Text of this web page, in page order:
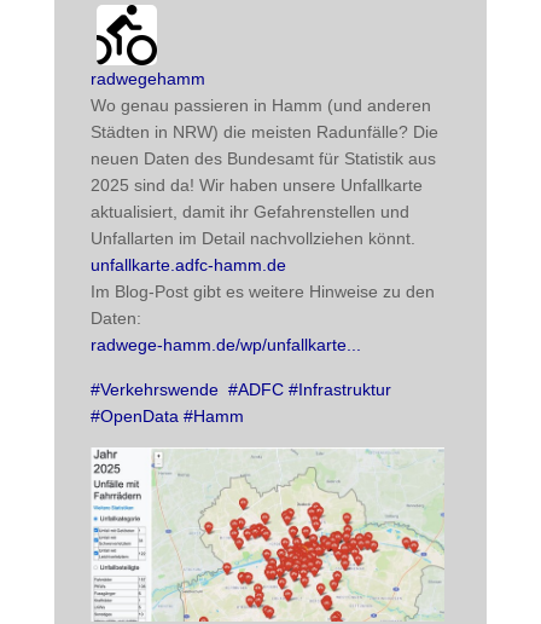
radwegehamm avatar
radwegehamm
Wo genau passieren in Hamm (und anderen
Städten in NRW) die meisten Radunfälle? Die
neuen Daten des Bundesamt für Statistik aus
2025 sind da! Wir haben unsere Unfallkarte
aktualisiert, damit ihr Gefahrenstellen und
Unfallarten im Detail nachvollziehen könnt.
unfallkarte.adfc-hamm.de
Im Blog-Post gibt es weitere Hinweise zu den
Daten:
radwege-hamm.de/wp/unfallkarte
#Verkehrswende #ADFC #Infrastruktur
#OpenData #Hamm